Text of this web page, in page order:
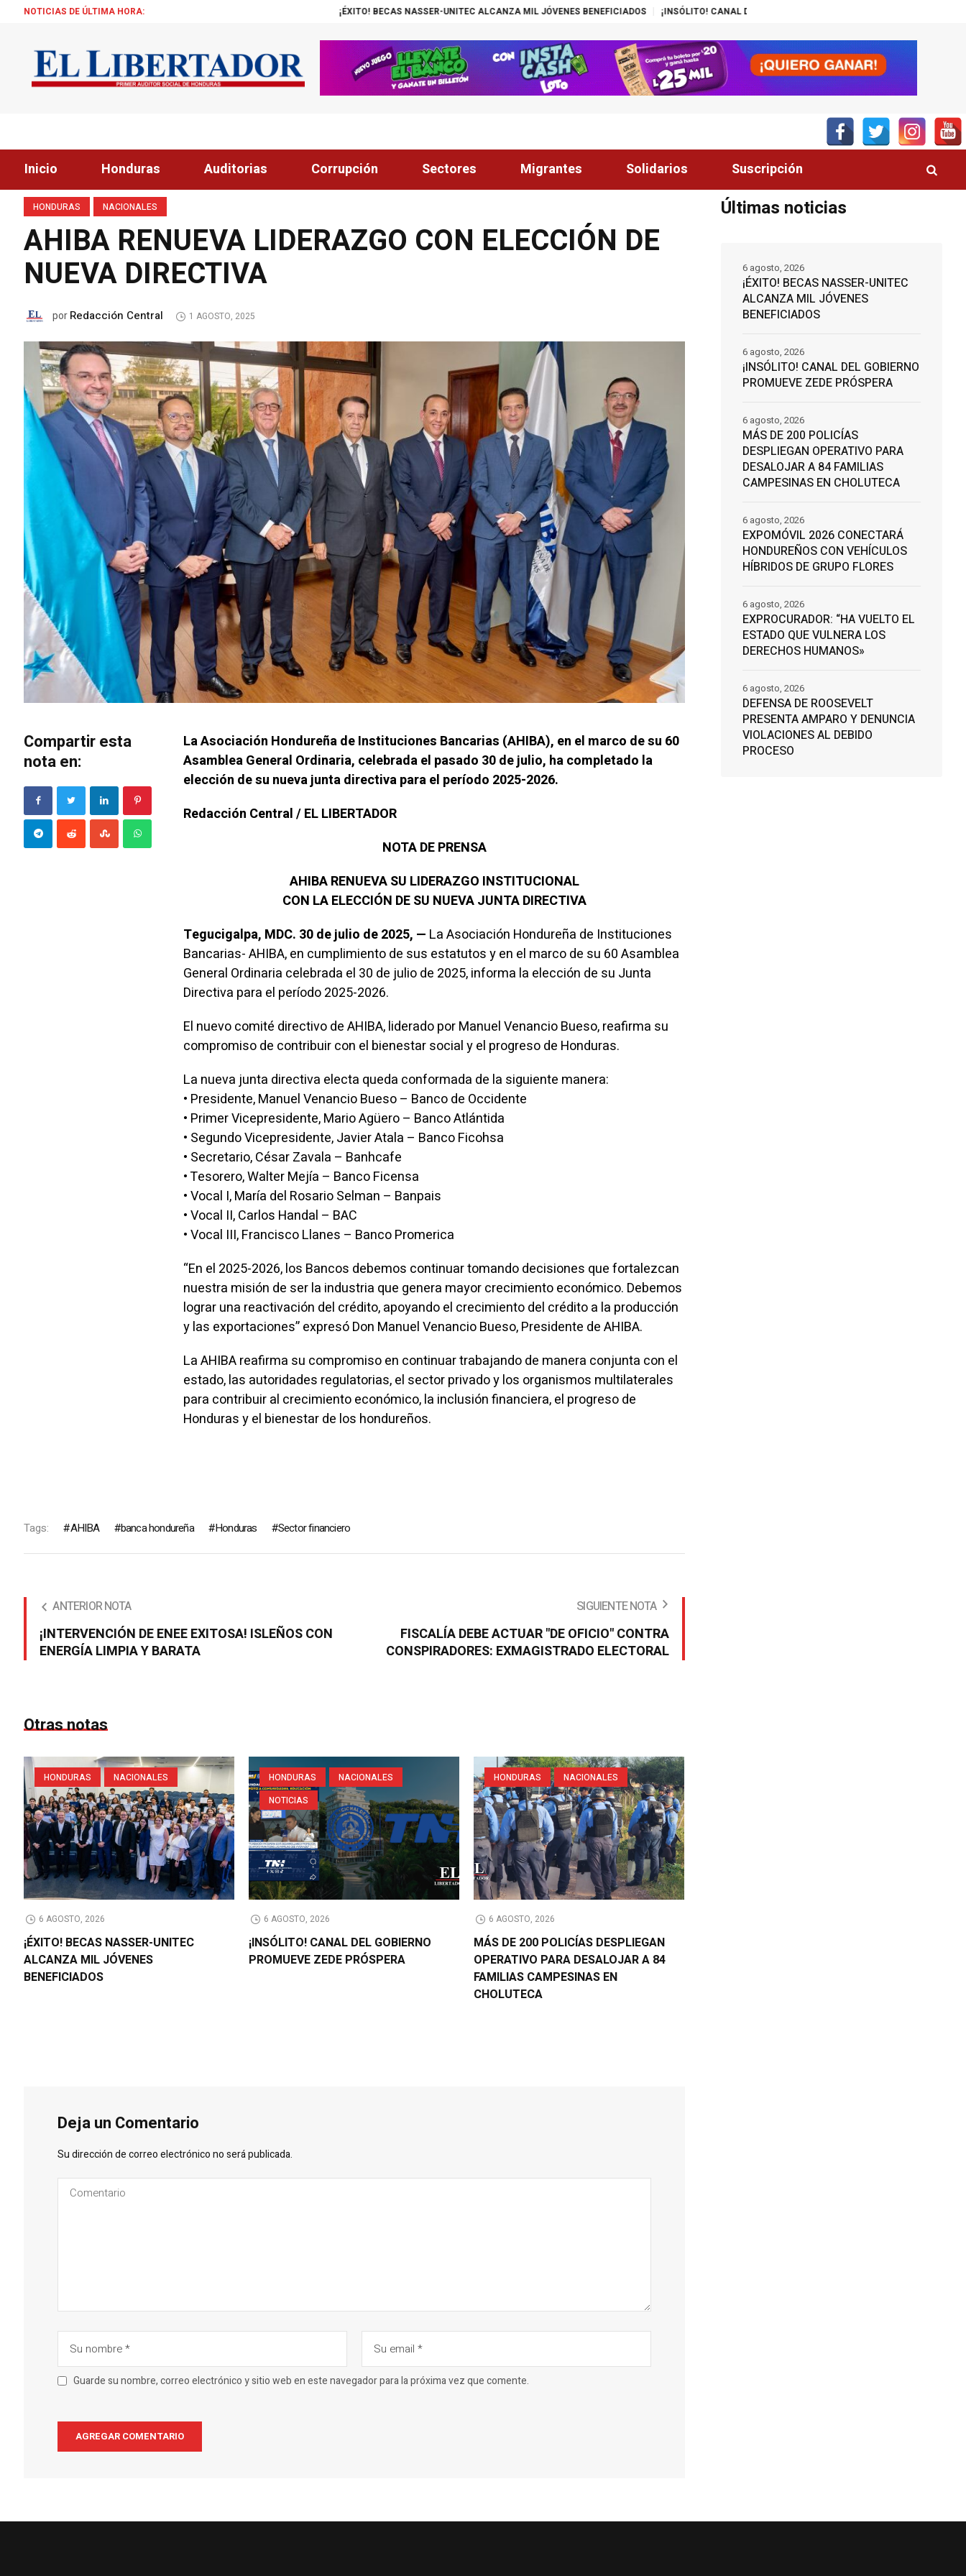
NOTICIAS DE ÚLTIMA HORA: ¡ÉXITO! BECAS NASSER-UNITEC ALCANZA MIL JÓVENES BENEFICIADOS ¡INSÓLITO! CANAL DEL GOBIERNO PROMUEVE ZEDE PRÓSPERA
Inicio Honduras Auditorias Corrupción Sectores Migrantes Solidarios Suscripción
HONDURAS NACIONALES
AHIBA RENUEVA LIDERAZGO CON ELECCIÓN DE
NUEVA DIRECTIVA
porRedacción Central 1 AGOSTO, 2025
Compartir esta
nota en:
La Asociación Hondureña de Instituciones Bancarias (AHIBA), en el marco de su 60
Asamblea General Ordinaria, celebrada el pasado 30 de julio, ha completado la
elección de su nueva junta directiva para el período 2025-2026.
Redacción Central / EL LIBERTADOR
NOTA DE PRENSA
AHIBA RENUEVA SU LIDERAZGO INSTITUCIONAL
CON LA ELECCIÓN DE SU NUEVA JUNTA DIRECTIVA
Tegucigalpa, MDC. 30 de julio de 2025, — La Asociación Hondureña de Instituciones
Bancarias- AHIBA, en cumplimiento de sus estatutos y en el marco de su 60 Asamblea
General Ordinaria celebrada el 30 de julio de 2025, informa la elección de su Junta
Directiva para el período 2025-2026.
El nuevo comité directivo de AHIBA, liderado por Manuel Venancio Bueso, reafirma su
compromiso de contribuir con el bienestar social y el progreso de Honduras.
La nueva junta directiva electa queda conformada de la siguiente manera:
• Presidente, Manuel Venancio Bueso – Banco de Occidente
• Primer Vicepresidente, Mario Agüero – Banco Atlántida
• Segundo Vicepresidente, Javier Atala – Banco Ficohsa
• Secretario, César Zavala – Banhcafe
• Tesorero, Walter Mejía – Banco Ficensa
• Vocal I, María del Rosario Selman – Banpais
• Vocal II, Carlos Handal – BAC
• Vocal III, Francisco Llanes – Banco Promerica
“En el 2025-2026, los Bancos debemos continuar tomando decisiones que fortalezcan
nuestra misión de ser la industria que genera mayor crecimiento económico. Debemos
lograr una reactivación del crédito, apoyando el crecimiento del crédito a la producción
y las exportaciones” expresó Don Manuel Venancio Bueso, Presidente de AHIBA.
La AHIBA reafirma su compromiso en continuar trabajando de manera conjunta con el
estado, las autoridades regulatorias, el sector privado y los organismos multilaterales
para contribuir al crecimiento económico, la inclusión financiera, el progreso de
Honduras y el bienestar de los hondureños.
Tags: AHIBA banca hondureña Honduras Sector financiero
ANTERIOR NOTA
¡INTERVENCIÓN DE ENEE EXITOSA! ISLEÑOS CON
ENERGÍA LIMPIA Y BARATA
SIGUIENTE NOTA
FISCALÍA DEBE ACTUAR "DE OFICIO" CONTRA
CONSPIRADORES: EXMAGISTRADO ELECTORAL
Otras notas
HONDURAS NACIONALES
6 AGOSTO, 2026
¡ÉXITO! BECAS NASSER-UNITEC
ALCANZA MIL JÓVENES
BENEFICIADOS
HONDURAS
NACIONALES
NOTICIAS
6 AGOSTO, 2026
¡INSÓLITO! CANAL DEL GOBIERNO
PROMUEVE ZEDE PRÓSPERA
HONDURAS NACIONALES
6 AGOSTO, 2026
MÁS DE 200 POLICÍAS DESPLIEGAN
OPERATIVO PARA DESALOJAR A 84
FAMILIAS CAMPESINAS EN
CHOLUTECA
Deja un Comentario
Su dirección de correo electrónico no será publicada.
Guarde su nombre, correo electrónico y sitio web en este navegador para la próxima vez que comente.
Últimas noticias
¡ÉXITO! BECAS NASSER-UNITEC
ALCANZA MIL JÓVENES
BENEFICIADOS
6 agosto, 2026
¡INSÓLITO! CANAL DEL GOBIERNO
PROMUEVE ZEDE PRÓSPERA
6 agosto, 2026
MÁS DE 200 POLICÍAS
DESPLIEGAN OPERATIVO PARA
DESALOJAR A 84 FAMILIAS
CAMPESINAS EN CHOLUTECA
6 agosto, 2026
EXPOMÓVIL 2026 CONECTARÁ
HONDUREÑOS CON VEHÍCULOS
HÍBRIDOS DE GRUPO FLORES
6 agosto, 2026
EXPROCURADOR: “HA VUELTO EL
ESTADO QUE VULNERA LOS
DERECHOS HUMANOS»
6 agosto, 2026
DEFENSA DE ROOSEVELT
PRESENTA AMPARO Y DENUNCIA
VIOLACIONES AL DEBIDO
PROCESO
6 agosto, 2026